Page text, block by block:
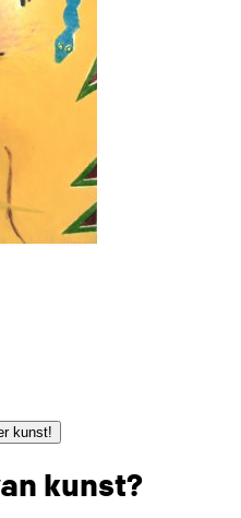
kunst!
kunst?